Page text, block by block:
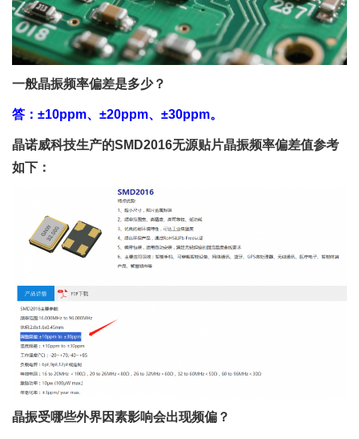
一般晶振频率偏差是多少？
答：±10ppm、±20ppm、±30ppm。
晶诺威科技生产的SMD2016无源贴片晶振频率偏差值参考
如下：
晶振受哪些外界因素影响会出现频偏？